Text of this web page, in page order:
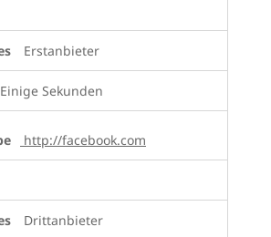
Erstanbieter
Einige Sekunden
http://facebook.com
Drittanbieter